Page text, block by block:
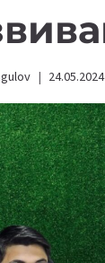
24.05.2024